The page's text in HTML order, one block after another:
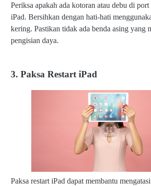
Periksa apakah ada kotoran atau debu di
iPad. Bersihkan dengan hati-hati
kering. Pastikan tidak ada benda asing yang
pengisian daya.
3. Paksa Restart iPad
Paksa restart iPad dapat membantu